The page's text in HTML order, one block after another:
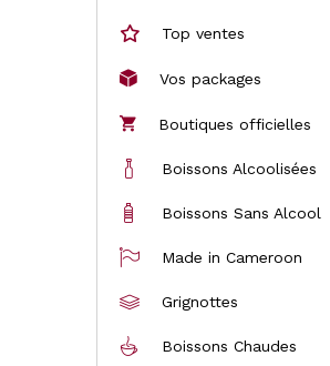
Top ventes
Vos packages
Boutiques officielles
Boissons Alcoolisées
Boissons Sans Alcool
Made in Cameroon
Grignottes
Boissons Chaudes